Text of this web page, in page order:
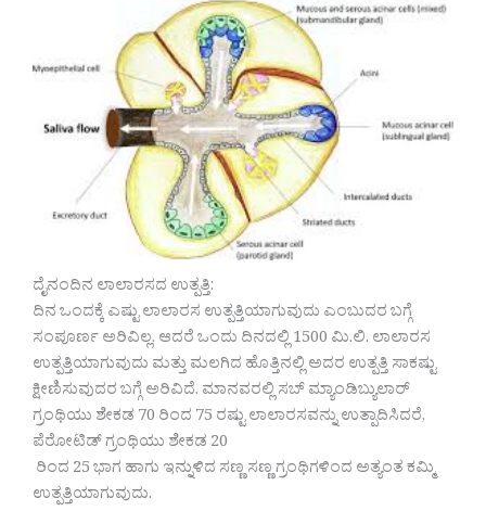
ದೈನಂದಿನ ಲಾಲಾರಸದ ಉತ್ಪತ್ತಿ:
ದಿನ ಒಂದಕ್ಕೆ ಎಷ್ಟು ಲಾಲಾರಸ ಉತ್ಪತ್ತಿಯಾಗುವುದು ಎಂಬುದರ ಬಗ್ಗೆ
ಸಂಪೂರ್ಣ ಅರಿವಿಲ್ಲ. ಆದರೆ ಒಂದು ದಿನದಲ್ಲಿ 1500 ಮಿ.ಲಿ. ಲಾಲಾರಸ
ಉತ್ಪತ್ತಿಯಾಗುವುದು ಮತ್ತು ಮಲಗಿದ ಹೊತ್ತಿನಲ್ಲಿ ಅದರ ಉತ್ಪತ್ತಿ ಸಾಕಷ್ಟು
ಕ್ಷೀಣಿಸುವುದರ ಬಗ್ಗೆ ಅರಿವಿದೆ. ಮಾನವರಲ್ಲಿ ಸಬ್ ಮ್ಯಾಂಡಿಬ್ಯುಲಾರ್
ಗ್ರಂಥಿಯು ಶೇಕಡ 70 ರಿಂದ 75 ರಷ್ಟು ಲಾಲಾರಸವನ್ನು ಉತ್ಪಾದಿಸಿದರೆ,
ಪೆರೋಟಿಡ್ ಗ್ರಂಥಿಯು ಶೇಕಡ 20
ರಿಂದ 25 ಭಾಗ ಹಾಗು ಇನ್ನುಳಿದ ಸಣ್ಣ ಸಣ್ಣ ಗ್ರಂಥಿಗಳಿಂದ ಅತ್ಯಂತ ಕಮ್ಮಿ
ಉತ್ಪತ್ತಿಯಾಗುವುದು.